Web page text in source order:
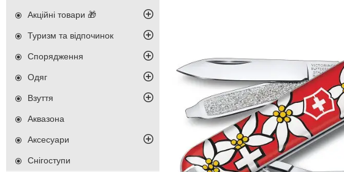
Акційні товари 🎁
Туризм та відпочинок
Спорядження
Одяг
Взуття
Аквазона
Аксесуари
Снігоступи